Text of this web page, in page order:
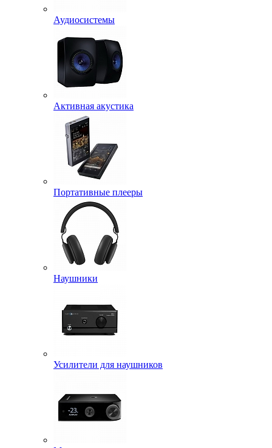
Аудиосистемы
Активная акустика
Портативные плееры
Наушники
Усилители для наушников